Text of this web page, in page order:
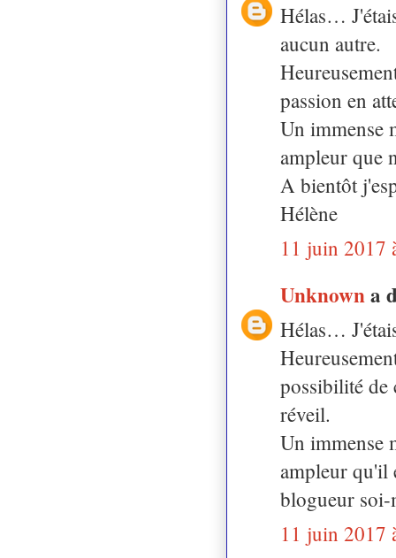
Hélas…
aucun autre.
passion en
Un immense
ampleur que
A bientôt
Hélène
11 juin 2017
Unknowna
Hélas…
possibilité de
réveil.
Un immense
ampleur qu'il
blogueur
11 juin 2017